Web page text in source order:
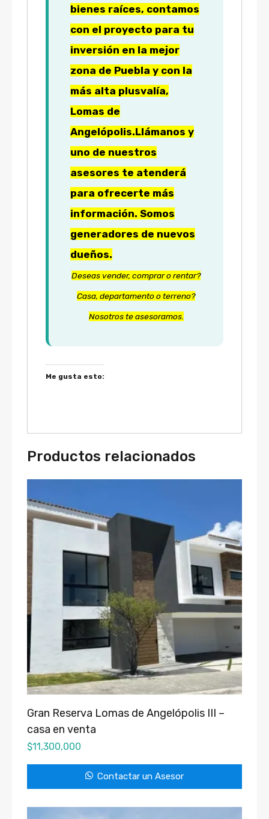
bienes raíces, contamos
con el proyecto para tu
inversión en la mejor
zona de Puebla y con la
más alta plusvalía,
Lomas de
Angelópolis.Llámanos y
uno de nuestros
asesores te atenderá
para ofrecerte más
información. Somos
generadores de nuevos
dueños.
Deseas vender, comprar o rentar?
Casa, departamento o terreno?
Nosotros te asesoramos.
Me gusta esto:
Productos relacionados
Gran Reserva Lomas de Angelópolis III –
casa en venta
$11,300,000
Contactar un Asesor